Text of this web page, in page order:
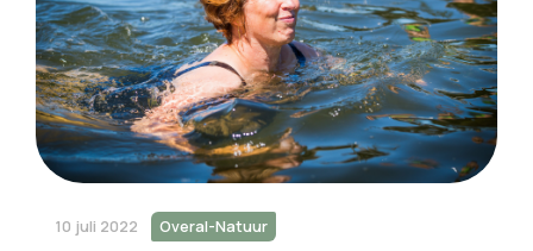
10 juli 2022 Overal-Natuur